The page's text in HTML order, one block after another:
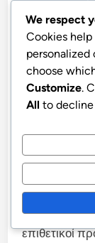
υψηλής
της 4-3-1-2,
εξάρτηση
υποστήριξη
μπορεί να
πιέζονται
Οι
κίνδυνο,
ομάδα
επιθετικοί
We respect
Cookies
personalized
choose
Customize.
All to